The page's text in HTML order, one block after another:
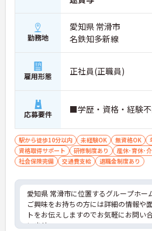
勤務地
愛知県 常滑市
名鉄知多新線
雇用形態 正社員(正職員)
応募要件 ■学歴・資格・経験
駅から徒歩10分以内 未経験OK 無資格OK
資格取得サポート
研修制度あり
産休･育休･
社会保険完備
交通費支給 退職金制度あり
愛知県 常滑市に位置するグループホー
ご興味をお持ちの方には詳細の情報や
トをお伝えしますのでお気軽にお問い
いませ。